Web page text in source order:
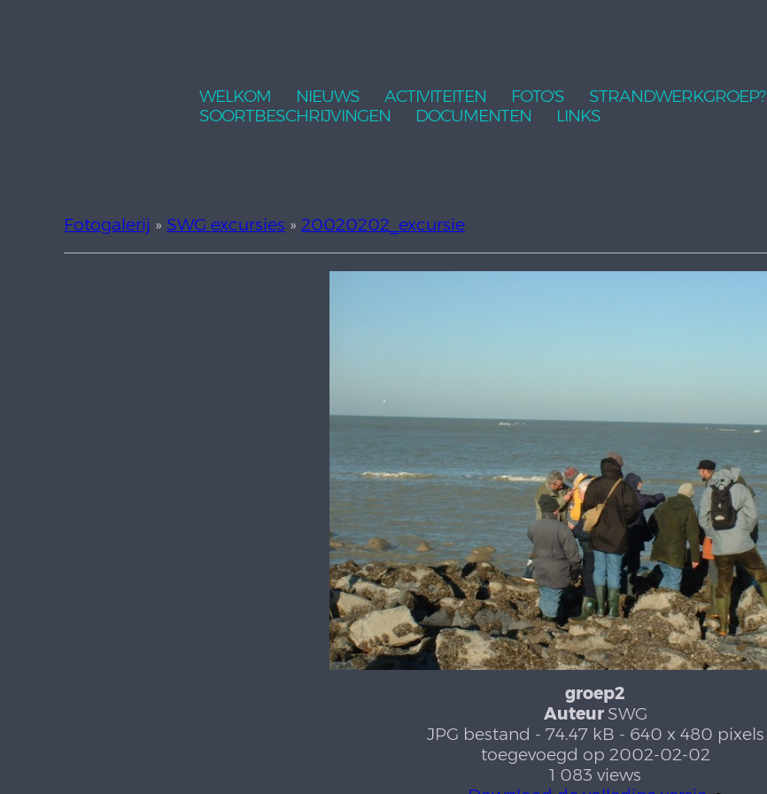
WELKOM NIEUWS ACTIVITEITEN FOTO'S STRANDWERKGROEP?
SOORTBESCHRIJVINGEN
DOCUMENTEN LINKS
Fotogalerij » SWG excursies » 20020202_excursie
groep2
Auteur SWG
JPG bestand - 74.47 kB - 640 x 480 pixels
toegevoegd op 2002-02-02
1 083 views